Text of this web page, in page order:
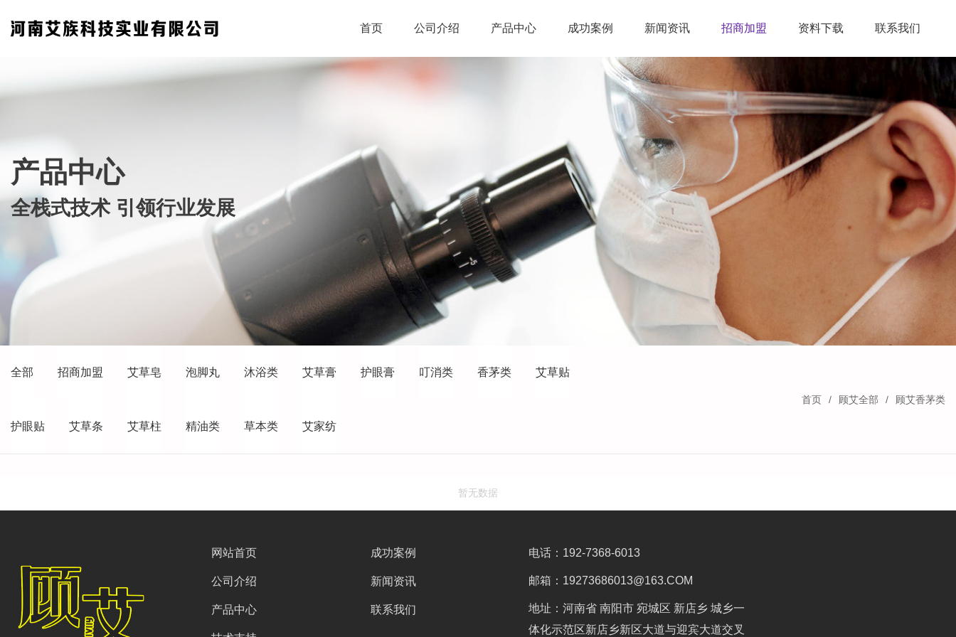
首页 公司介绍 产品中心 成功案例 新闻资讯 招商加盟 资料下载 联系我们
产品中心
全栈式技术 引领行业发展
全部 招商加盟 艾草皂 泡脚丸 沐浴类 艾草膏 护眼膏 叮消类 香茅类 艾草贴
护眼贴 艾草条 艾草柱 精油类 草本类 艾家纺
首页 顾艾全部 顾艾香茅类
暂无数据
网站首页
公司介绍
产品中心
成功案例
新闻资讯
联系我们
电话：192-7368-6013
邮箱：19273686013@163.COM
地址：河南省 南阳市 宛城区 新店乡 城乡一
体化示范区新店乡新区大道与迎宾大道交叉